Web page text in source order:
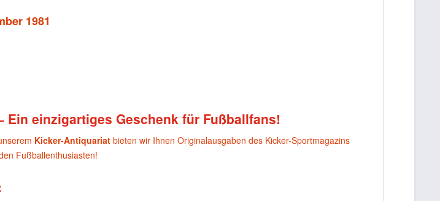
1981
einzigartiges Geschenk für Fußballfans!
Kicker-Antiquariat bieten wir Ihnen Originalausgaben des Kicker-Sportmagazins
Fußballenthusiasten!